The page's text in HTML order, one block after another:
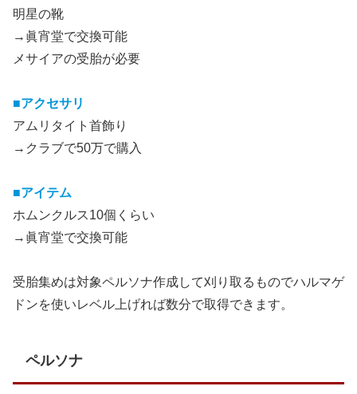
明星の靴
→眞宵堂で交換可能
メサイアの受胎が必要
■アクセサリ
アムリタイト首飾り
→クラブで50万で購入
■アイテム
ホムンクルス10個くらい
→眞宵堂で交換可能
受胎集めは対象ペルソナ作成して刈り取るものでハルマゲ
ドンを使いレベル上げれば数分で取得できます。
ペルソナ